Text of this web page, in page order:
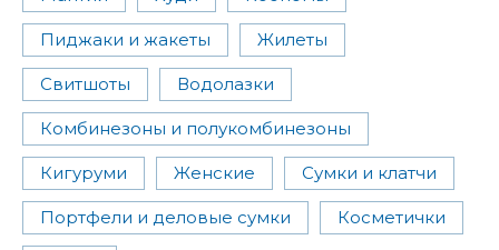
Пиджаки и жакеты Жилеты
Свитшоты Водолазки
Комбинезоны и полукомбинезоны
Кигуруми Женские Сумки и клатчи
Портфели и деловые сумки Косметички